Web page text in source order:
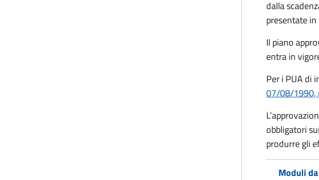
dalla
presentate
Il piano
entra in
Per i PUA di
07/08/1990,
obbligatori
produrre gli
Moduli